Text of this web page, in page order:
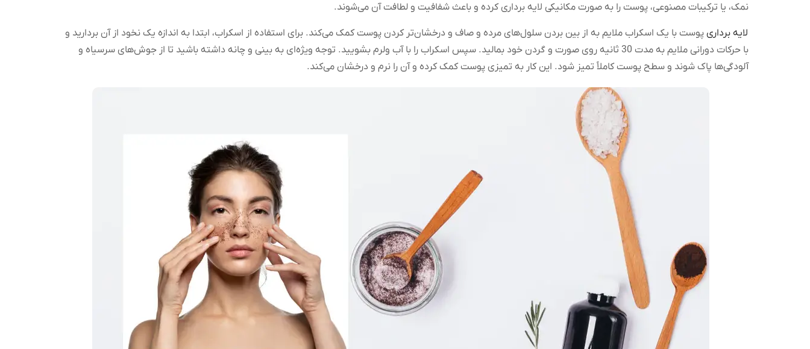
نمک، یا ترکیبات مصنوعی، پوست را به صورت مکانیکی لایه‌ برداری کرده و باعث شفافیت و لطافت آن می‌شوند.
لایه برداری پوست با یک اسکراب ملایم به از بین بردن سلول‌های مرده و صاف و درخشان‌تر کردن پوست کمک می‌کند. برای استفاده از اسکراب، ابتدا به اندازه یک نخود از آن بردارید و
با حرکات دورانی ملایم به مدت 30 ثانیه روی صورت و گردن خود بمالید. سپس اسکراب را با آب ولرم بشویید. توجه ویژه‌ای به بینی و چانه داشته باشید تا از جوش‌های سرسیاه و
آلودگی‌ها پاک شوند و سطح پوست کاملاً تمیز شود. این کار به تمیزی پوست کمک کرده و آن را نرم و درخشان می‌کند.